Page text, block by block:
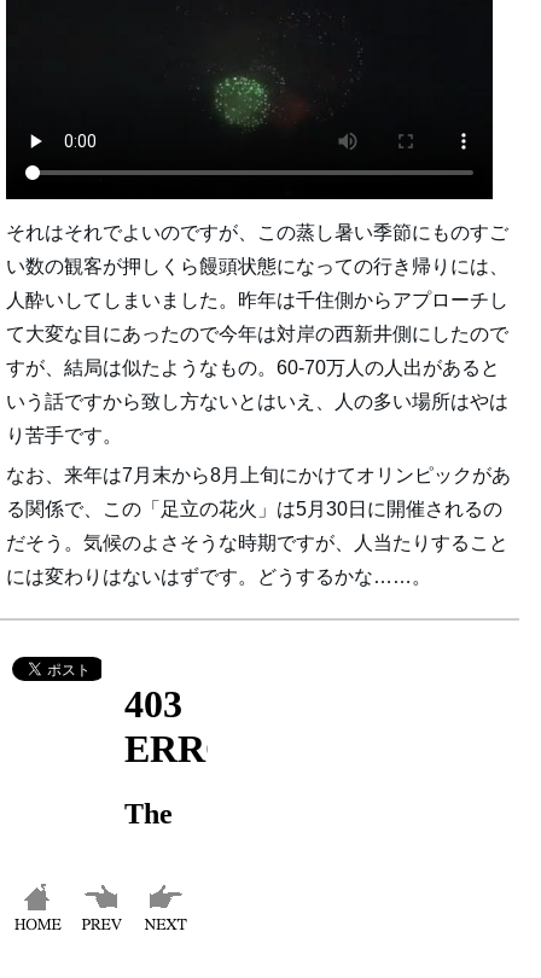
それはそれでよいのですが、この蒸し暑い季節にものすご
い数の観客が押しくら饅頭状態になっての行き帰りには、
人酔いしてしまいました。昨年は千住側からアプローチし
て大変な目にあったので今年は対岸の西新井側にしたので
すが、結局は似たようなもの。60-70万人の人出があると
いう話ですから致し方ないとはいえ、人の多い場所はやは
り苦手です。
なお、来年は7月末から8月上旬にかけてオリンピックがあ
る関係で、この「足立の花火」は5月30日に開催されるの
だそう。気候のよさそうな時期ですが、人当たりすること
には変わりはないはずです。どうするかな……。